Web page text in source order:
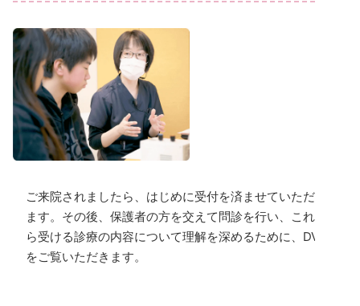
ご来院されましたら、はじめに受付を済ませていただき
ます。その後、保護者の方を交えて問診を行い、これか
ら受ける診療の内容について理解を深めるために、DVD
をご覧いただきます。